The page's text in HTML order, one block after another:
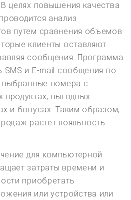
целях повышения качества
анализ
путем сравнения объемов
клиенты оставляют
сообщения. Программа
SMS и E-mail сообщения по
выбранные номера с
выгодных
и бонусах. Таким образом,
растет лояльность
для компьютерной
затраты времени и
приобретать
или устройства или